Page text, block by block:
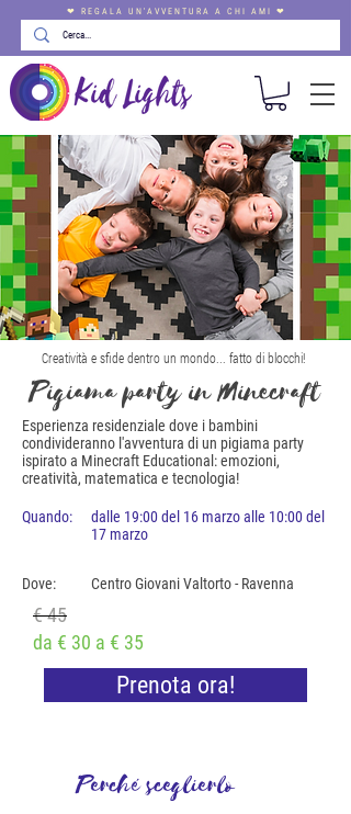
❤ REGALA UN'AVVENTURA A CHI AMI ❤
Creatività e sfide dentro un mondo... fatto di blocchi!
Pigiama party in Minecraft
Esperienza residenziale dove i bambini
condivideranno l'avventura di un pigiama party
ispirato a Minecraft Educational: emozioni,
creatività, matematica e tecnologia!
Quando:
dalle 19:00 del 16 marzo alle 10:00 del
17 marzo
Dove: Centro Giovani Valtorto - Ravenna
€ 45
da € 30 a € 35
Prenota ora!
Perché sceglierlo